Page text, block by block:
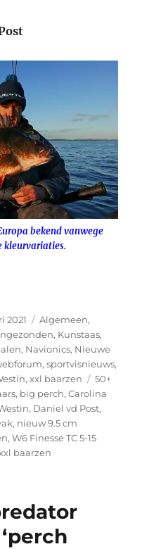
bekend vanwege
kleurvariaties.
Post. Dé Beroemde
2021 Categorieën
Algemeen,
, Kunstaas,
, Navionics, Nieuwe
,sportvisnieuws,
,xxl baarzen Tags
50+
, big perch,Carolina
, Daniel vd Post,
, nieuw 9.5 cm
,W6 Finesse TC 5-15
baarzen